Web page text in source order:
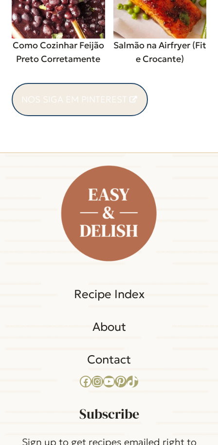
Como Cozinhar Feijão
Preto Corretamente
Salmão na Airfryer (Fit
e Crocante)
NOS SIGA EM PINTEREST
Subscribe
Sign up to get recipes emailed right to
Recipe Index
About
Contact
Facebook InstagramYouTube Pinterest TikTok